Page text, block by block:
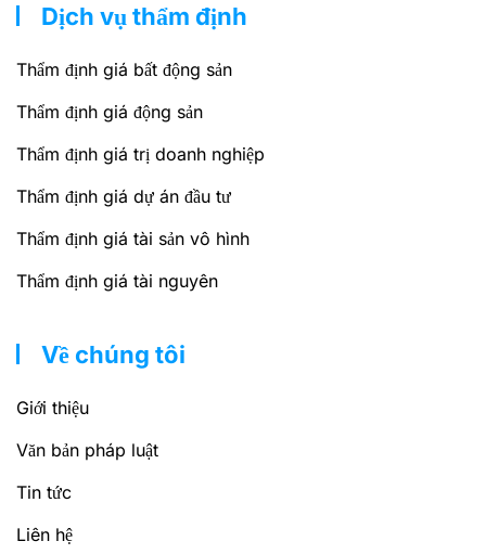
Dịch vụ thẩm định
Thẩm định giá bất động sản
Thẩm định giá động sản
Thẩm định giá trị doanh nghiệp
Thẩm định giá dự án đầu tư
Thẩm định giá tài sản vô hình
Thẩm định giá tài nguyên
Về chúng tôi
Giới thiệu
Văn bản pháp luật
Tin tức
Liên hệ